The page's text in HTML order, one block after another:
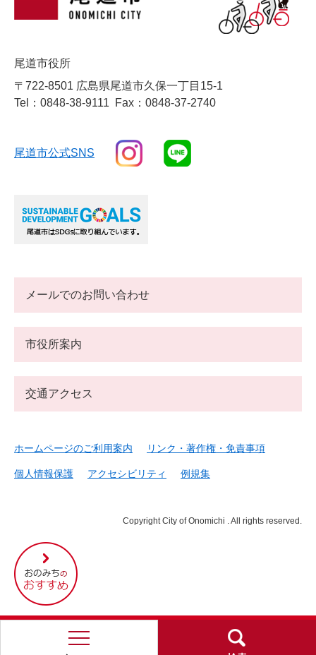
尾
道
市
の
す
尾道市役所
〒722-8501 広島県尾道市久保一丁目15-1
Tel：0848-38-9111
Fax：0848-37-2740
尾道市公式SNS
メールでのお問い合わせ
市役所案内
交通アクセス
ホームページのご利用案内 リンク・著作権・免責事項
個人情報保護 アクセシビリティ 例規集
Copyright City of Onomichi . All rights reserved.